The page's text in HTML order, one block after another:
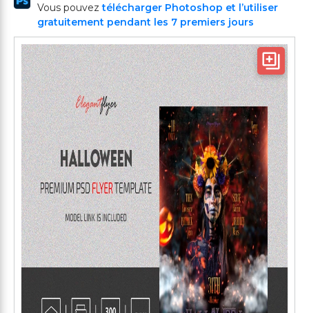
Vous pouveztélécharger Photoshop et l’utiliser
gratuitement pendant les 7 premiers jours